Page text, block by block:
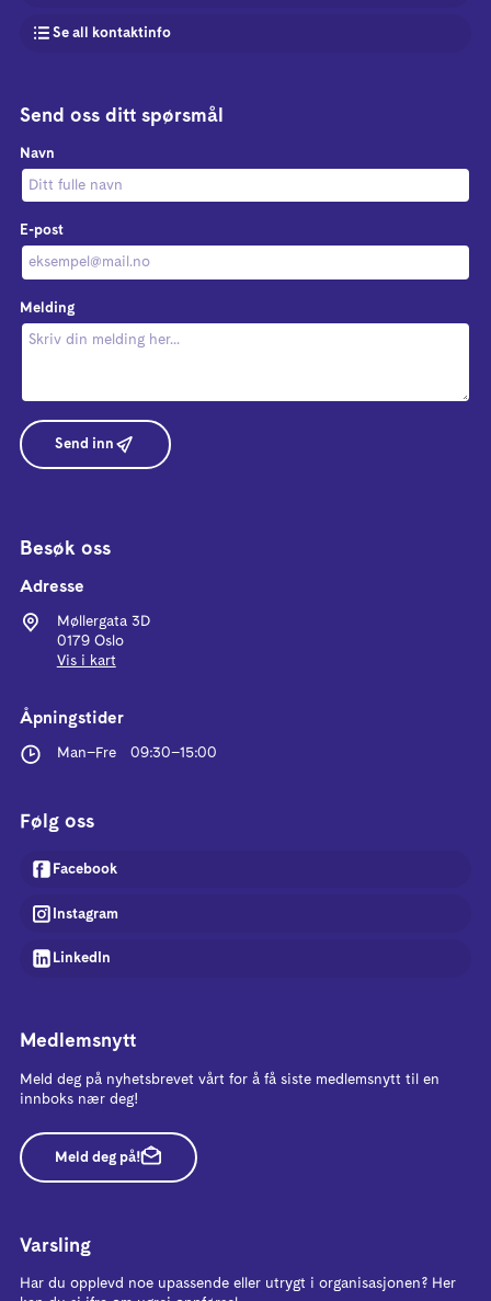
Se all kontaktinfo
Send oss ditt spørsmål
Navn
E-post
Melding
Send inn
Besøk oss
Adresse
Møllergata 3D
0179 Oslo
Vis i kart
Åpningstider
Man–Fre 09:30–15:00
Følg oss
Facebook
Instagram
LinkedIn
Medlemsnytt
Meld deg på nyhetsbrevet vårt for å få siste medlemsnytt til en
innboks nær deg!
Meld deg på!
Varsling
Har du opplevd noe upassende eller utrygt i organisasjonen? Her